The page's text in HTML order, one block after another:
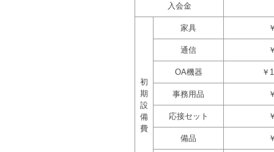
入会金
初
期
設
備
費
家具
通信
OA機器 ￥
事務用品
応接セット
備品